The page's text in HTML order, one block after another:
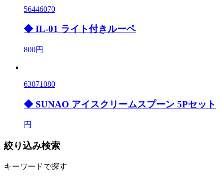
56446070
◆ IL-01 ライト付きルーペ
800円
63071080
◆ SUNAO アイスクリームスプーン 5Pセット
円
絞り込み検索
キーワードで探す